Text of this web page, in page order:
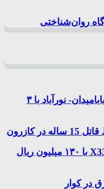
روان‌شناختی
واژگونی پژو۲۰۶ در جاده بابامیدان- نورآباد با ۳
توقیف خودروی ام‌وی‌ام X33 با ۱۳۰ میلیون ریال
در کوار